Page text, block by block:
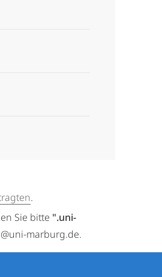
.
Sie bitte ".uni-
marburg.de.